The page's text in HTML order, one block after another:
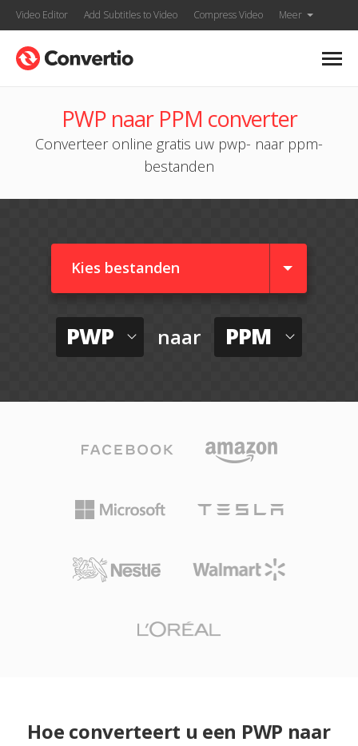
Video Editor Add Subtitles to Video Compress Video Meer
PWP naar PPM converter
Converteer online gratis uw pwp- naar ppm-
bestanden
Kies bestanden
PWP naar PPM
Hoe converteert u een PWP naar